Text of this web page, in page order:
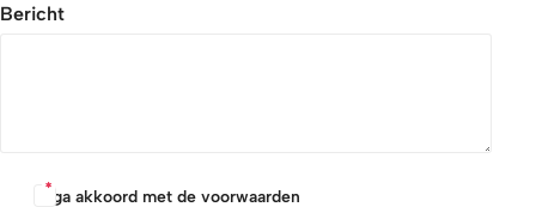
Bericht
Ik ga akkoord met de voorwaarden